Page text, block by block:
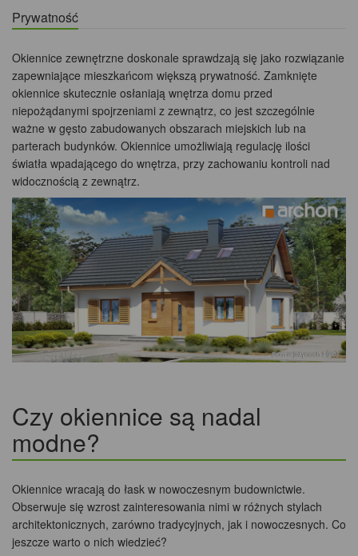
Prywatność
Okiennice zewnętrzne doskonale sprawdzają się jako rozwiązanie
zapewniające mieszkańcom większą prywatność. Zamknięte
okiennice skutecznie osłaniają wnętrza domu przed
niepożądanymi spojrzeniami z zewnątrz, co jest szczególnie
ważne w gęsto zabudowanych obszarach miejskich lub na
parterach budynków. Okiennice umożliwiają regulację ilości
światła wpadającego do wnętrza, przy zachowaniu kontroli nad
widocznością z zewnątrz.
Czy okiennice są nadal
modne?
Okiennice wracają do łask w nowoczesnym budownictwie.
Obserwuje się wzrost zainteresowania nimi w różnych stylach
architektonicznych, zarówno tradycyjnych, jak i nowoczesnych. Co
jeszcze warto o nich wiedzieć?